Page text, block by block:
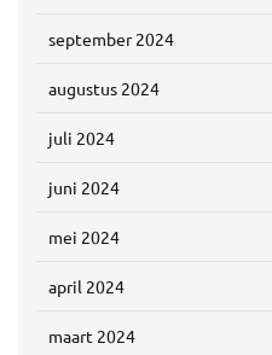
september 2024
augustus 2024
juli 2024
juni 2024
mei 2024
april 2024
maart 2024